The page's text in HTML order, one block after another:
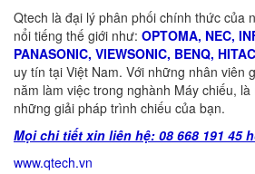
Qtech là đại lý phân phối chính thức của
nổi tiếng thế giới như: OPTOMA, NEC,
PANASONIC, VIEWSONIC, BENQ,
uy tín tại Việt Nam. Với những nhân viên
năm làm việc trong nghành Máy chiếu,
những giải pháp trình chiếu của bạn.
Mọi chi tiết xin liên hệ: 08 668 191 45
www.qtech.vn